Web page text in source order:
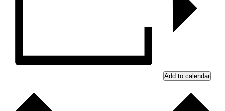
Add to calendar